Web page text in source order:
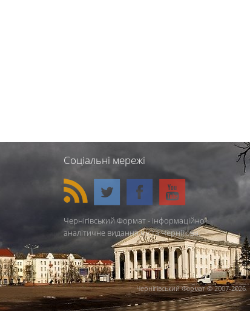
Соціальні мережі
Чернігівський Формат - інформаційно-
аналітичне видання міста Чернігова.
Чернігівський Формат © 2007-2026.